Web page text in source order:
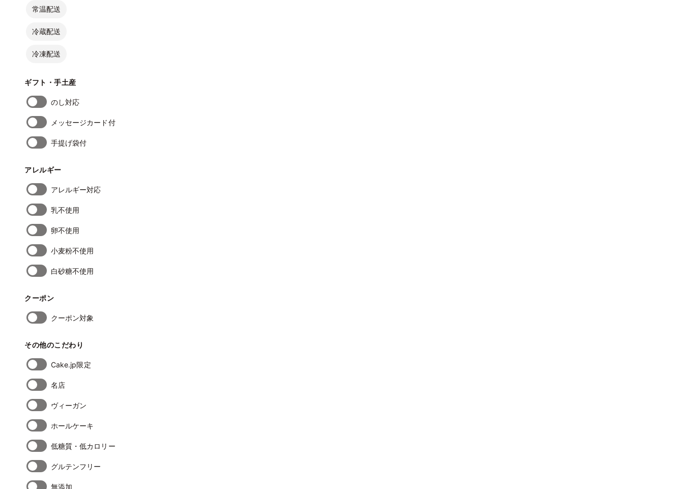
常温配送
冷蔵配送
冷凍配送
ギフト・手土産
のし対応
メッセージカード付
手提げ袋付
アレルギー
アレルギー対応
乳不使用
卵不使用
小麦粉不使用
白砂糖不使用
クーポン
クーポン対象
その他のこだわり
Cake.jp限定
名店
ヴィーガン
ホールケーキ
低糖質・低カロリー
グルテンフリー
無添加